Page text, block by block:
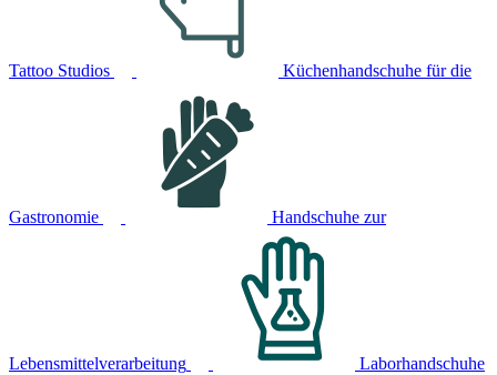
Tattoo Studios Küchenhandschuhe für die
Gastronomie Handschuhe zur
Lebensmittelverarbeitung Laborhandschuhe